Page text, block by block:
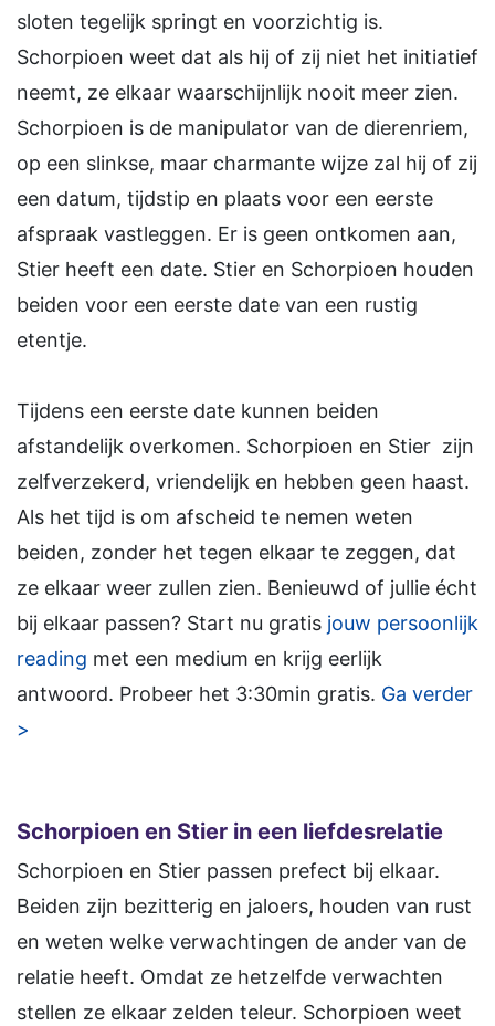
sloten tegelijk springt en voorzichtig is.
Schorpioen weet dat als hij of zij niet het initiatief
neemt, ze elkaar waarschijnlijk nooit meer zien.
Schorpioen is de manipulator van de dierenriem,
op een slinkse, maar charmante wijze zal hij of zij
een datum, tijdstip en plaats voor een eerste
afspraak vastleggen. Er is geen ontkomen aan,
Stier heeft een date. Stier en Schorpioen houden
beiden voor een eerste date van een rustig
etentje.
Tijdens een eerste date kunnen beiden
afstandelijk overkomen. Schorpioen en Stier zijn
zelfverzekerd, vriendelijk en hebben geen haast.
Als het tijd is om afscheid te nemen weten
beiden, zonder het tegen elkaar te zeggen, dat
ze elkaar weer zullen zien. Benieuwd of jullie écht
bij elkaar passen? Start nu gratis jouw persoonlijk
reading met een medium en krijg eerlijk
antwoord. Probeer het 3:30min gratis. Ga verder
>
Schorpioen en Stier in een liefdesrelatie
Schorpioen en Stier passen prefect bij elkaar.
Beiden zijn bezitterig en jaloers, houden van rust
en weten welke verwachtingen de ander van de
relatie heeft. Omdat ze hetzelfde verwachten
stellen ze elkaar zelden teleur. Schorpioen weet